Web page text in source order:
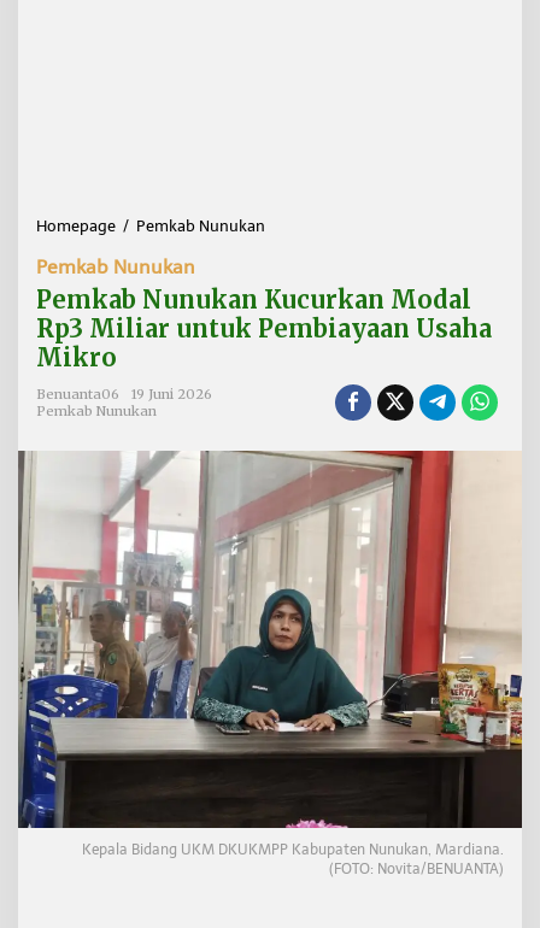
Homepage / Pemkab Nunukan
k
a
b
u
r
k
a
n
d
3
M
Pemkab Nunukan
Pemkab Nunukan Kucurkan Modal
Rp3 Miliar untuk Pembiayaan Usaha
Mikro
Benuanta06
19 Juni 2026
Pemkab Nunukan
Kepala Bidang UKM DKUKMPP Kabupaten Nunukan, Mardiana.
(FOTO: Novita/BENUANTA)